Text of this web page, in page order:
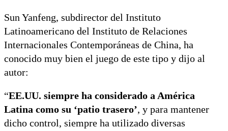
Sun Yanfeng, subdirector del Instituto
Latinoamericano del Instituto de Relaciones
Internacionales Contemporáneas de China, ha
conocido muy bien el juego de este tipo y dijo al
autor:
“EE.UU. siempre ha considerado a América
Latina como su ‘patio trasero’, y para mantener
dicho control, siempre ha utilizado diversas